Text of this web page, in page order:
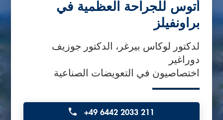
n
n
e
n
أتوس للجراحة العظمية في
براونفيلز
لدكتور لوكاس بيرغر، الدكتور جوزيف
دوراغير
اختصاصيون في التعويضات الصناعية
+49 6442 2033 211